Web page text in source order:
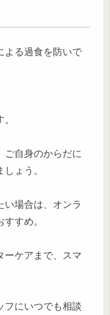
よる過食を防いで
ご自身のからだに
ょう。
い場合は、オンラ
すめ。
ーケアまで、スマ
フにいつでも相談